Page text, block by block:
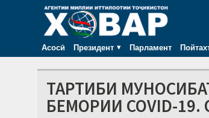
Асосӣ Президент Парламент
ТАРТИБИ
БЕМОРИИ COVID-